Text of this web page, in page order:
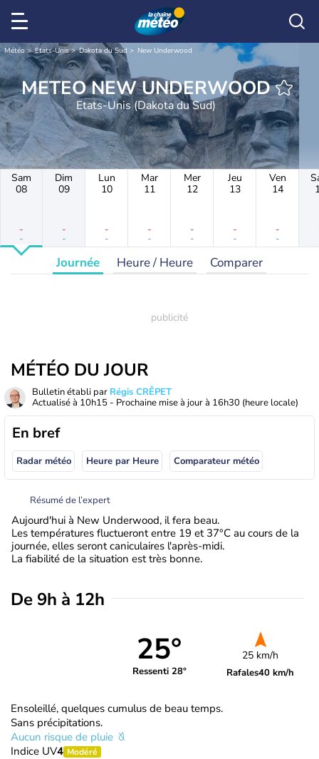
Météo Etats-Unis Dakota du Sud New Underwood
METEO NEW UNDERWOOD
Etats-Unis (Dakota du Sud)
Sam
08
-
-
Dim
09
-
-
Lun
10
-
-
Mar
11
-
-
Mer
12
-
-
Jeu
13
-
-
Ven
14
-
-
Journée Heure / Heure Comparer
MÉTÉO DU JOUR
Bulletin établi par Régis CRÊPET
Actualisé à 10h15 - Prochaine mise à jour à 16h30 (heure locale)
En bref
Radar météo Heure par Heure Comparateur météo
Résumé de l’expert
Aujourd'hui à New Underwood, il fera beau.
Les températures fluctueront entre 19 et 37°C au cours de la
journée, elles seront caniculaires l'après-midi.
La fiabilité de la situation est très bonne.
De 9h à 12h
25°
Ressenti 28°
25 km/h
Rafales40 km/h
Ensoleillé, quelques cumulus de beau temps.
Sans précipitations.
Aucun risque de pluie
Indice UV4 Modéré